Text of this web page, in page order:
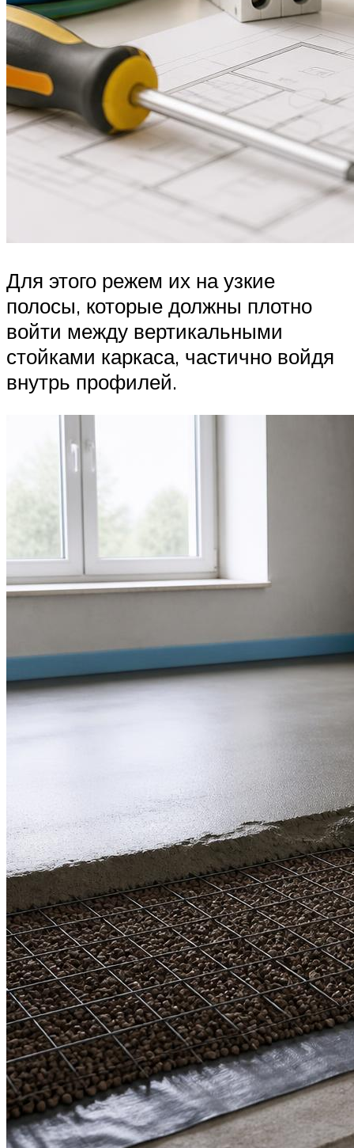
Для этого режем их на узкие
полосы, которые должны плотно
войти между вертикальными
стойками каркаса, частично войдя
внутрь профилей.